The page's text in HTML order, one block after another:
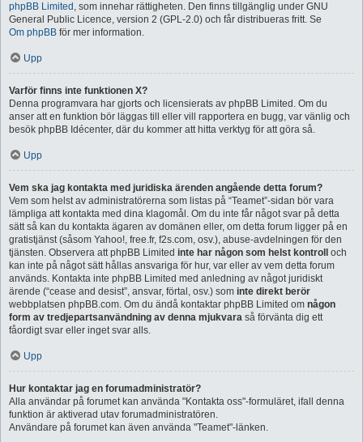
phpBB Limited , som innehar rättigheten. Den finns tillgänglig under GNU
General Public Licence, version 2 (GPL-2.0) och får distribueras fritt. Se
Om phpBB för mer information.
Upp
Varför finns inte funktionen X?
Denna programvara har gjorts och licensierats av phpBB Limited. Om du
anser att en funktion bör läggas till eller vill rapportera en bugg, var vänlig och
besök phpBB Idécenter, där du kommer att hitta verktyg för att göra så.
Upp
Vem ska jag kontakta med juridiska ärenden angående detta forum?
Vem som helst av administratörerna som listas på “Teamet”-sidan bör vara
lämpliga att kontakta med dina klagomål. Om du inte får något svar på detta
sätt så kan du kontakta ägaren av domänen eller, om detta forum ligger på en
gratistjänst (såsom Yahoo!, free.fr, f2s.com, osv.), abuse-avdelningen för den
tjänsten. Observera att phpBB Limited inte har någon som helst kontroll
och
kan inte på något sätt hållas ansvariga för hur, var eller av vem detta forum
används. Kontakta inte phpBB Limited med anledning av något juridiskt
ärende (“cease and desist”, ansvar, förtal, osv.) som inte direkt berör
webbplatsen phpBB.com. Om du ändå kontaktar phpBB Limited om någon
form av tredjepartsanvändning av denna mjukvara så förvänta dig ett
fåordigt svar eller inget svar alls.
Upp
Hur kontaktar jag en forumadministratör?
Alla användar på forumet kan använda "Kontakta oss"-formuläret, ifall denna
funktion är aktiverad utav forumadministratören.
Användare på forumet kan även använda "Teamet"-länken.